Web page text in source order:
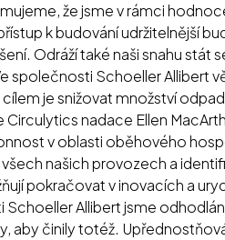
že jsme v rámci
k budování udržitelnější
Odráží také naši snahu stát
společnosti Schoeller Allibert
cílem je snižovat množství
Circulytics nadace Ellen
v oblasti oběhového
našich provozech a
pokračovat v inovacích a
Schoeller Allibert jsme
aby činily totéž.